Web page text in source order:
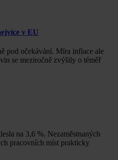
v EU
pod očekávání. Míra inflace ale
se meziročně zvýšily o téměř
na 3,6 %. Nezaměstnaných
pracovních míst prakticky